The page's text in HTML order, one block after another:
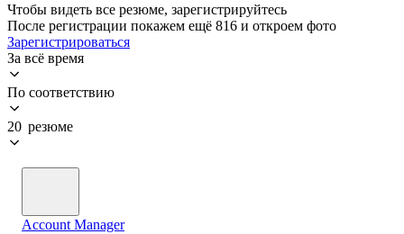
Чтобы видеть все резюме, зарегистрируйтесь
После регистрации покажем ещё 816 и откроем фото
Зарегистрироваться
За всё время
По соответствию
20 резюме
Account Manager